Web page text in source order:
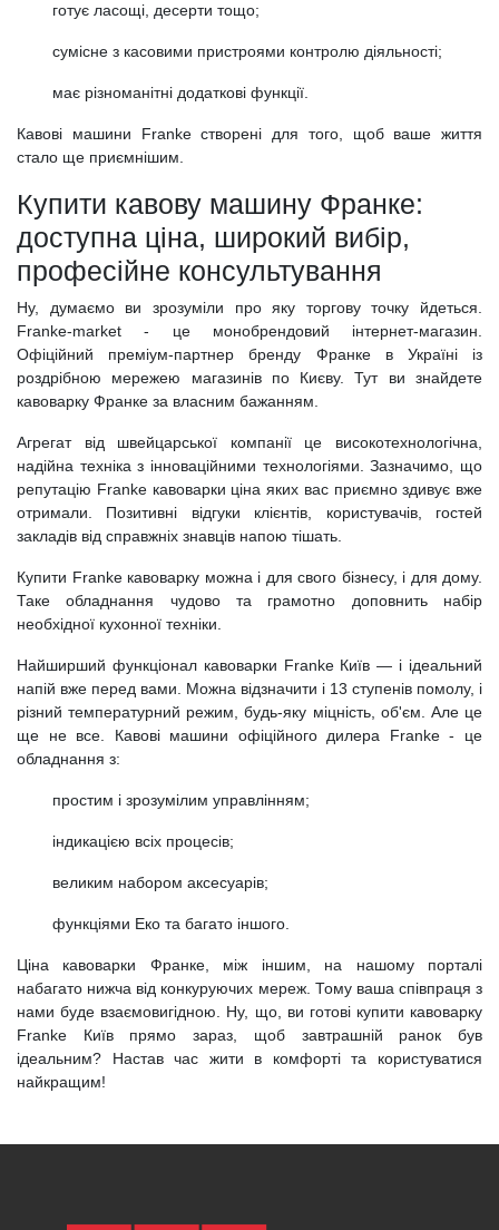
готує ласощі, десерти тощо;
сумісне з касовими пристроями контролю діяльності;
має різноманітні додаткові функції.
Кавові машини Franke створені для того, щоб ваше життя
стало ще приємнішим.
Купити кавову машину Франке:
доступна ціна, широкий вибір,
професійне консультування
Ну, думаємо ви зрозуміли про яку торгову точку йдеться.
Franke-market - це монобрендовий інтернет-магазин.
Офіційний преміум-партнер бренду Франке в Україні із
роздрібною мережею магазинів по Києву. Тут ви знайдете
кавоварку Франке за власним бажанням.
Агрегат від швейцарської компанії це високотехнологічна,
надійна техніка з інноваційними технологіями. Зазначимо, що
репутацію Franke кавоварки ціна яких вас приємно здивує вже
отримали. Позитивні відгуки клієнтів, користувачів, гостей
закладів від справжніх знавців напою тішать.
Купити Franke кавоварку можна і для свого бізнесу, і для дому.
Таке обладнання чудово та грамотно доповнить набір
необхідної кухонної техніки.
Найширший функціонал кавоварки Franke Київ — і ідеальний
напій вже перед вами. Можна відзначити і 13 ступенів помолу, і
різний температурний режим, будь-яку міцність, об'єм. Але це
ще не все. Кавові машини офіційного дилера Franke - це
обладнання з:
простим і зрозумілим управлінням;
індикацією всіх процесів;
великим набором аксесуарів;
функціями Еко та багато іншого.
Ціна кавоварки Франке, між іншим, на нашому порталі
набагато нижча від конкуруючих мереж. Тому ваша співпраця з
нами буде взаємовигідною. Ну, що, ви готові купити кавоварку
Franke Київ прямо зараз, щоб завтрашній ранок був
ідеальним? Настав час жити в комфорті та користуватися
найкращим!